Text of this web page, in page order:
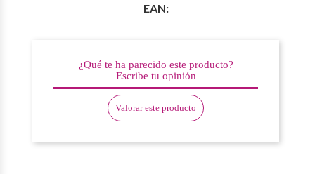
EAN:
¿Qué te ha parecido este producto?
Escribe tu opinión
Valorar este producto